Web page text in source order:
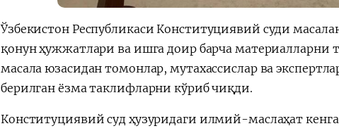
Ўзбекистон Республикаси Конституциявий суди
қонун ҳужжатлари ва ишга доир барча материалларни
масала юзасидан томонлар, мутахассислар ва
берилган ёзма таклифларни кўриб чиқди.
Конституциявий суд ҳузуридаги илмий-маслаҳат